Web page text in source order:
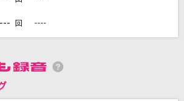
もっと見る
カラオケ最新情報をチェック！
回 ----